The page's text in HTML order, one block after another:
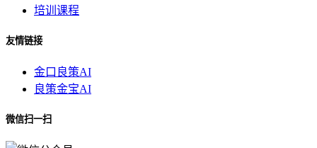
培训课程
友情链接
金口良策AI
良策金宝AI
微信扫一扫